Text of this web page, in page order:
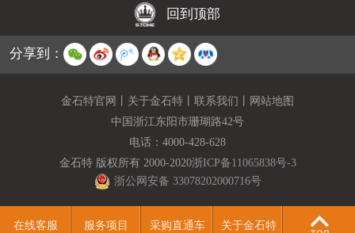
回到顶部
分享到：
金石特官网 关于金石特 联系我们
网站地图
中国浙江东阳市珊瑚路42号
电话： 4000-428-628
金石特 版权所有 2000-2020浙ICP备11065838号-3
浙公网安备 33078202000716号
在线客服 服务项目 采购直通车 关于金石特